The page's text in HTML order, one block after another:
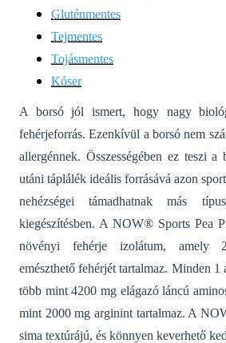
Gluténmentes
Tejmentes
Tojásmentes
Kóser
A borsó jól ismert, hogy nagy
fehérjeforrás. Ezenkívül a borsó nem
allergénnek. Összességében ez teszi a
utáni táplálék ideális forrásává azon
nehézségei támadhatnak más
kiegészítésben. A NOW® Sports Pea
növényi fehérje izolátum, amely
emészthető fehérjét tartalmaz. Minden 1
több mint 4200 mg elágazó láncú
mint 2000 mg arginint tartalmaz. A
sima textúrájú, és könnyen keverhető